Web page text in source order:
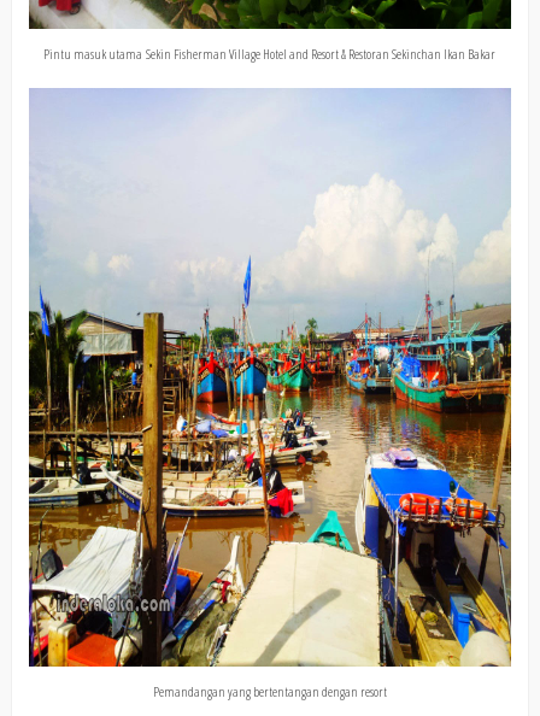
Pintu masuk utama Sekin Fisherman Village Hotel and Resort & Restoran Sekinchan Ikan Bakar
Pemandangan yang bertentangan dengan resort